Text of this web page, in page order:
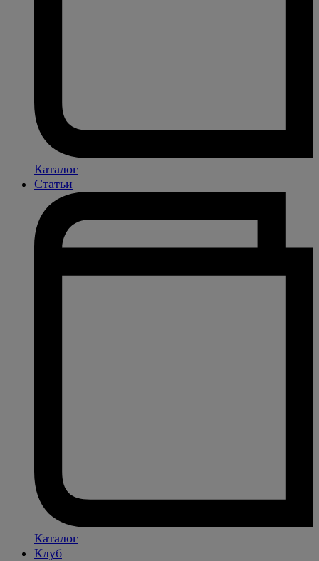
Каталог
Статьи
Каталог
Клуб